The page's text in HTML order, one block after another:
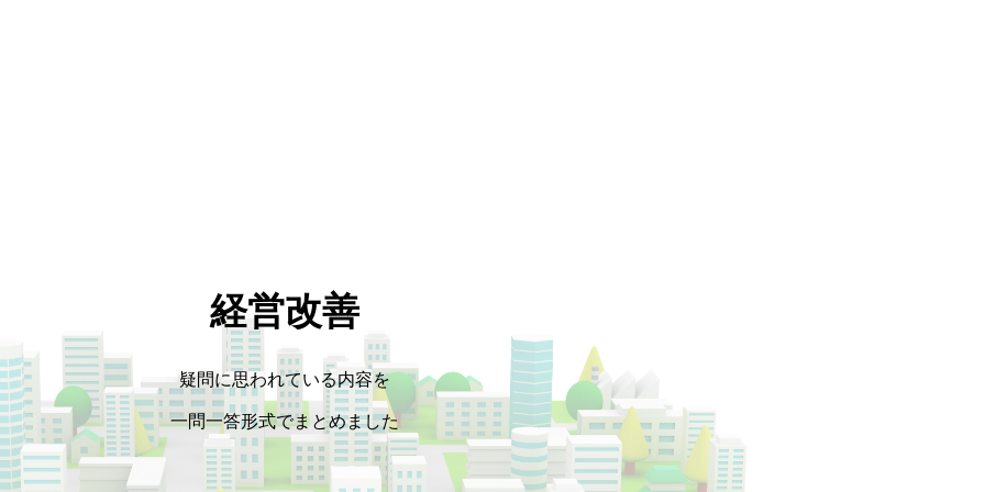
経営改善
疑問に思われている内容を
一問一答形式でまとめました